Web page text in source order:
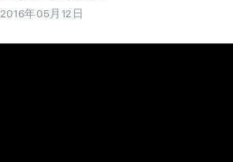
2016年05月12日